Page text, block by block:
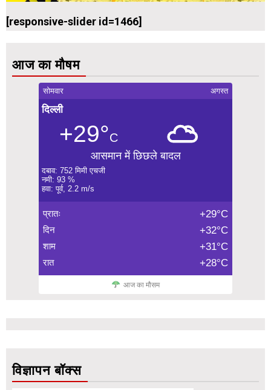
[responsive-slider id=1466]
आज का मौषम
सोमवार अगस्त
दिल्ली
+29°C
आसमान में छिछले बादल
दबाव: 752 मिमी एचजी
नमी: 93 %
हवा: पूर्व, 2.2 m/s
प्रातः +29°C
दिन +32°C
शाम +31°C
रात +28°C
आज का मौसम
विज्ञापन बॉक्स